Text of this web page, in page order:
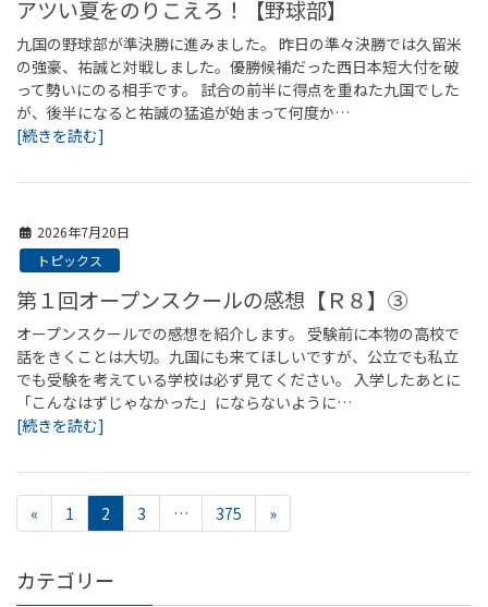
アツい夏をのりこえろ！【野球部】
九国の野球部が準決勝に進みました。 昨日の準々決勝では久留米
の強豪、祐誠と対戦しました。優勝候補だった西日本短大付を破
って勢いにのる相手です。 試合の前半に得点を重ねた九国でした
が、後半になると祐誠の猛追が始まって何度か…
[続きを読む]
2026年7月20日
トピックス
第１回オープンスクールの感想【Ｒ８】③
オープンスクールでの感想を紹介します。 受験前に本物の高校で
話をきくことは大切。九国にも来てほしいですが、公立でも私立
でも受験を考えている学校は必ず見てください。 入学したあとに
「こんなはずじゃなかった」にならないように…
[続きを読む]
« 1 2 3 … 375 »
カテゴリー